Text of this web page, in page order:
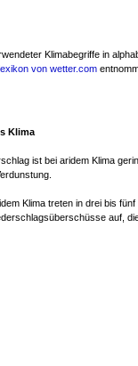
Klimabegriffe in
von wetter.com
Klima
ist bei aridem Klima
Klima treten in drei bis fünf
auf,